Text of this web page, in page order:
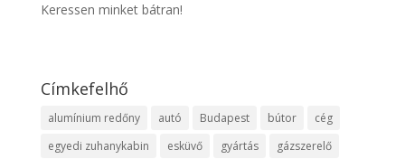
Keressen minket bátran!
Címkefelhő
alumínium redőny autó Budapest bútor
cég
egyedi zuhanykabin
esküvő gyártás
gázszerelő